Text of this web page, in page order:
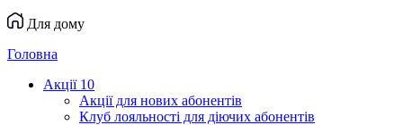
Для дому
Головна
Акції 10
Акції для нових абонентів
Клуб лояльності для діючих абонентів